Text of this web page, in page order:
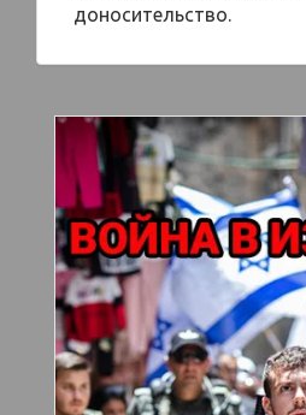
доносительство.